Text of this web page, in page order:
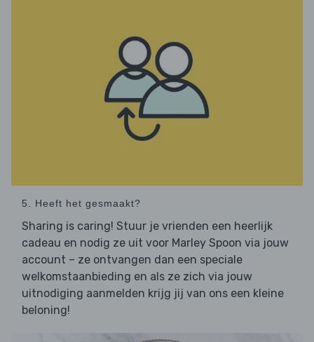
5. Heeft het gesmaakt?
Sharing is caring! Stuur je vrienden een heerlijk
cadeau en nodig ze uit voor Marley Spoon via jouw
account – ze ontvangen dan een speciale
welkomstaanbieding en als ze zich via jouw
uitnodiging aanmelden krijg jij van ons een kleine
beloning!